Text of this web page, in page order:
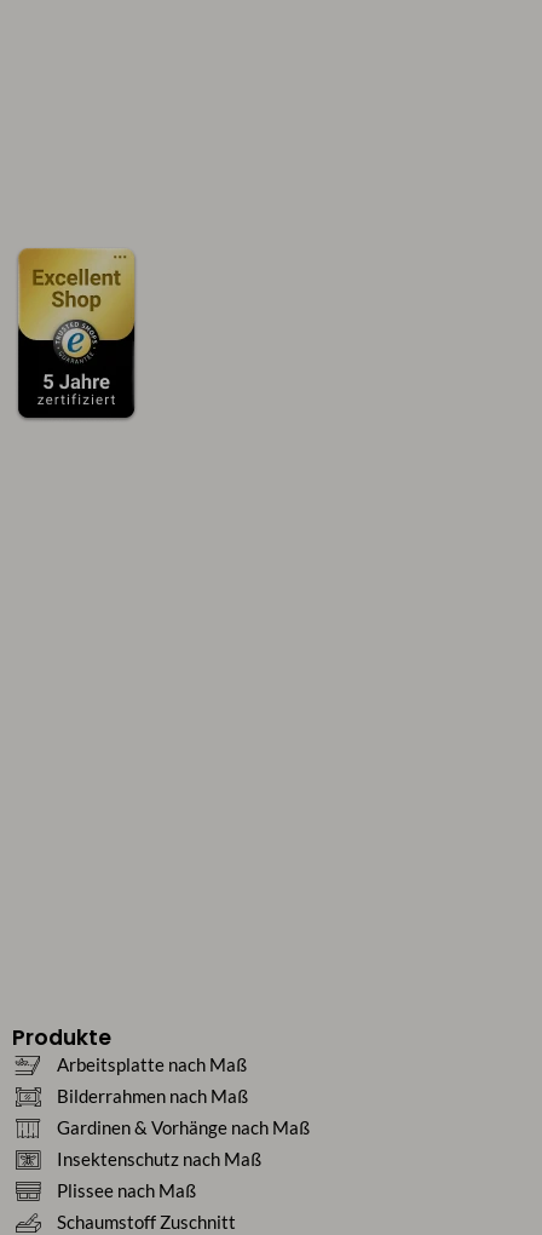
Produkte
Arbeitsplatte nach Maß
Bilderrahmen nach Maß
Gardinen & Vorhänge nach Maß
Insektenschutz nach Maß
Plissee nach Maß
Schaumstoff Zuschnitt